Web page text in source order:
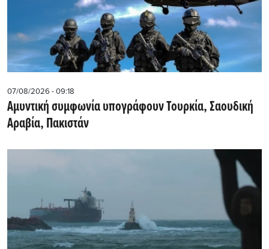
07/08/2026 - 09:18
Αμυντική συμφωνία υπογράφουν Τουρκία, Σαουδική
Αραβία, Πακιστάν